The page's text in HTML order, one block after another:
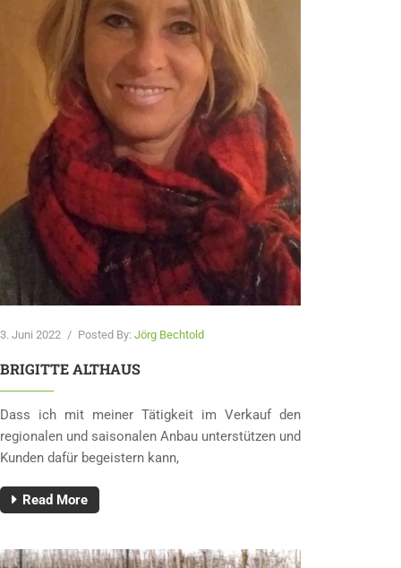
3. Juni 2022 / Posted By: Jörg Bechtold
BRIGITTE ALTHAUS
Dass ich mit meiner Tätigkeit im Verkauf den
regionalen und saisonalen Anbau unterstützen und
Kunden dafür begeistern kann,
Read More